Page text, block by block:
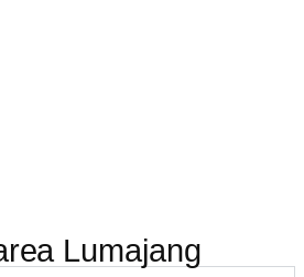
Lumajang